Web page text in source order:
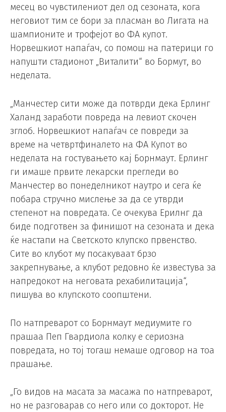
месец во чувстилениот дел од сезоната, кога
неговиот тим се бори за пласман во Лигата на
шампионите и трофејот во ФА купот.
Норвешкиот напаѓач, со помош на патерици го
напушти стадионот „Виталити“ во Бормут, во
неделата.
„Манчестер сити може да потврди дека Ерлинг
Халанд заработи повреда на левиот скочен
зглоб. Норвешкиот напаѓач се повреди за
време на четвртфиналето на ФА Купот во
неделата на гостувањето кај Борнмаут. Ерлинг
ги имаше првите лекарски прегледи во
Манчестер во понеделникот наутро и сега ќе
побара стручно мислење за да се утврди
степенот на повредата. Се очекува Ерилнг да
биде подготвен за финишот на сезоната и дека
ќе настапи на Светското клупско првенство.
Сите во клубот му посакуваат брзо
закрепнување, а клубот редовно ќе известува за
напредокот на неговата рехабилитација“,
пишува во клупското соопштени.
По натпреварот со Борнмаут медиумите го
прашаа Пеп Гвардиола колку е сериозна
повредата, но тој тогаш немаше одговор на тоа
прашање.
„Го видов на масата за масажа по натпреварот,
но не разговарав со него или со докторот. Не